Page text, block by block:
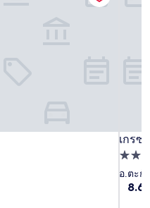
เอา
ท์
ริก
เกอร์
เกรซ
แลนด์
เขา
หลัก
เกรซ
เกรซ
ที่พัก
4.5
ดาว
อ.ตะกั่
8.6